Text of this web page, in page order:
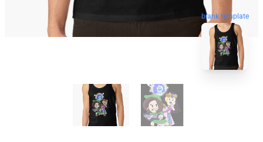
blank template